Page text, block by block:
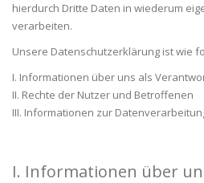
hierdurch Dritte Daten in wiederum
verarbeiten.
Unsere Datenschutzerklärung ist wie
I. Informationen über uns als
II. Rechte der Nutzer und Betroffenen
III. Informationen zur
I. Informationen über